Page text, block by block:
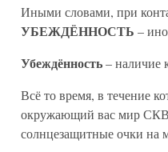
Иными словами, при
УБЕЖДЁННОСТЬ –
Убеждённость– наличие
Всё то время, в течение
окружающий вас мир
солнцезащитные очки на